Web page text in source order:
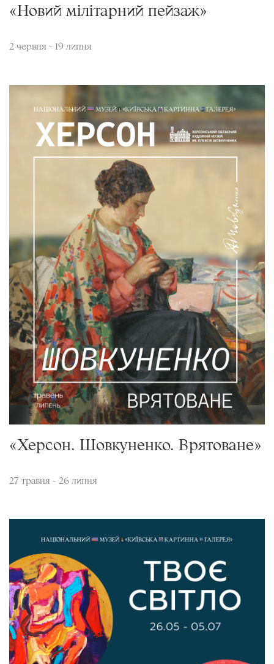
«Новий мілітарний пейзаж»
2 червня - 19 липня
«Херсон. Шовкуненко. Врятоване»
27 травня - 26 липня